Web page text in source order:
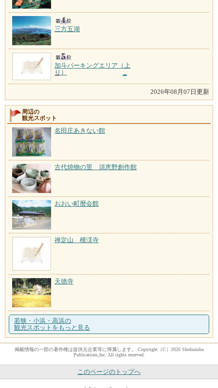
三方五湖
加斗パーキングエリア（上
り）
2026年08月07日更新
周辺の
観光スポット
名田庄あきない館
古代焼物の里 須恵野創作館
おおい町暦会館
禅定山 檀渓寺
天徳寺
若狭・小浜・高浜の
観光スポットをもっと見る
掲載情報の一部の著作権は提供元企業等に帰属します。 Copyright（C）2026 Shobunsha
Publications,Inc. All rights reserved.
このページのトップへ